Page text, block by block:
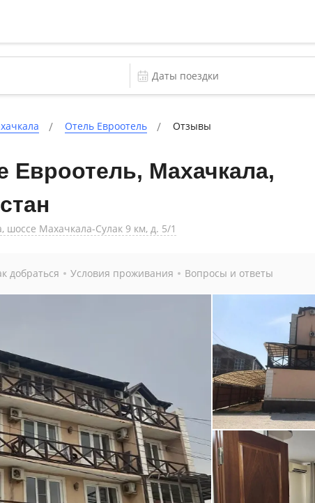
Отель Евроотель Отзывы
Евроотель, Махачкала,
шоссе Махачкала-Сулак 9 км, д. 5/1
добраться Условия проживания Вопросы и ответы